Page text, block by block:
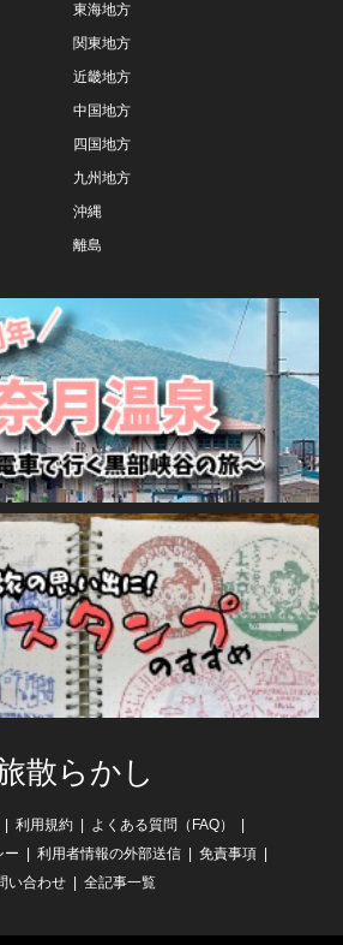
東海地方
関東地方
近畿地方
中国地方
四国地方
九州地方
沖縄
離島
散らかし
利用規約
よくある質問（FAQ）
ー
利用者情報の外部送信
免責事項
い合わせ
全記事一覧